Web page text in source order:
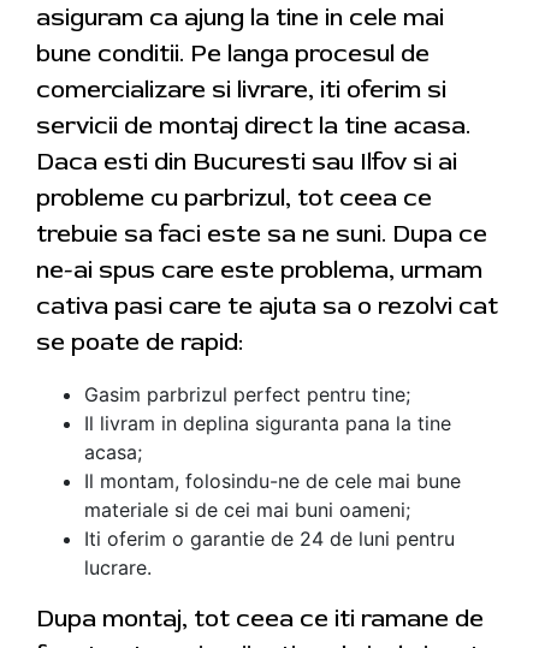
asiguram ca ajung la tine in cele mai
bune conditii. Pe langa procesul de
comercializare si livrare, iti oferim si
servicii de montaj direct la tine acasa.
Daca esti din Bucuresti sau Ilfov si ai
probleme cu parbrizul, tot ceea ce
trebuie sa faci este sa ne suni. Dupa ce
ne-ai spus care este problema, urmam
cativa pasi care te ajuta sa o rezolvi cat
se poate de rapid:
Gasim parbrizul perfect pentru tine;
Il livram in deplina siguranta pana la tine
acasa;
Il montam, folosindu-ne de cele mai bune
materiale si de cei mai buni oameni;
Iti oferim o garantie de 24 de luni pentru
lucrare.
Dupa montaj, tot ceea ce iti ramane de